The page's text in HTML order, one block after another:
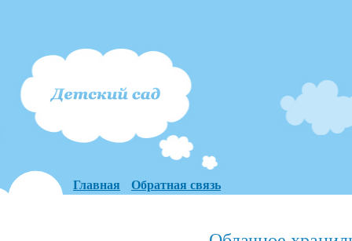
Главная Обратная связь